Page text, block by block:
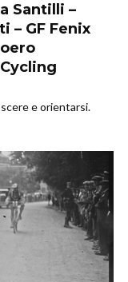
Santilli –
– GF Fenix
e orientarsi.